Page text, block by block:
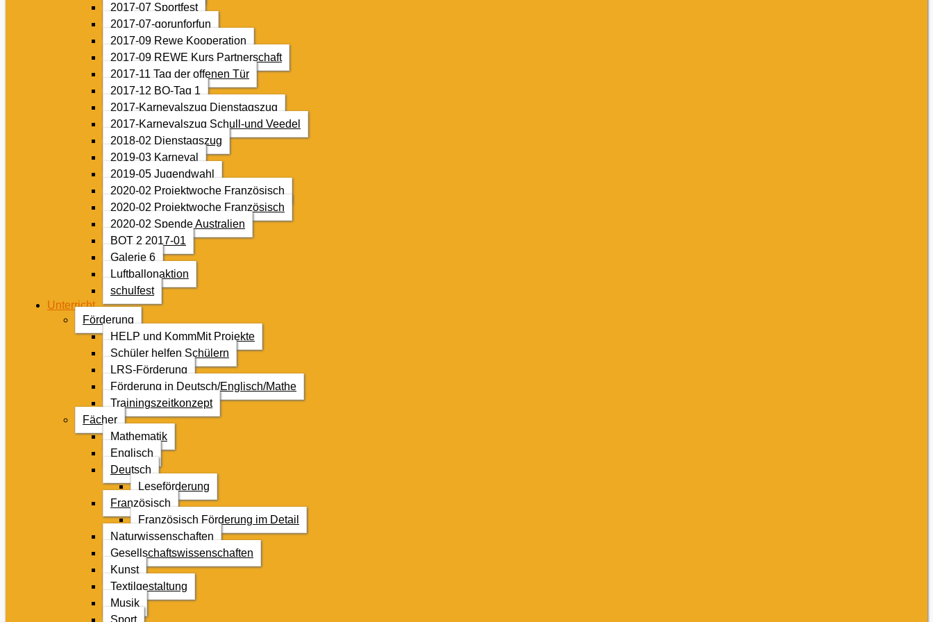
2017-07 Sportfest
2017-07-gorunforfun
2017-09 Rewe Kooperation
2017-09 REWE Kurs Partnerschaft
2017-11 Tag der offenen Tür
2017-12 BO-Tag 1
2017-Karnevalszug Dienstagszug
2017-Karnevalszug Schull-und Veedel
2018-02 Dienstagszug
2019-03 Karneval
2019-05 Jugendwahl
2020-02 Projektwoche Französisch
2020-02 Projektwoche Französisch
2020-02 Spende Australien
BOT 2 2017-01
Galerie 6
Luftballonaktion
schulfest
Unterricht
Förderung
HELP und KommMit Projekte
Schüler helfen Schülern
LRS-Förderung
Förderung in Deutsch/Englisch/Mathe
Trainingszeitkonzept
Fächer
Mathematik
Englisch
Deutsch
Leseförderung
Französisch
Französisch Förderung im Detail
Naturwissenschaften
Gesellschaftswissenschaften
Kunst
Textilgestaltung
Musik
Sport